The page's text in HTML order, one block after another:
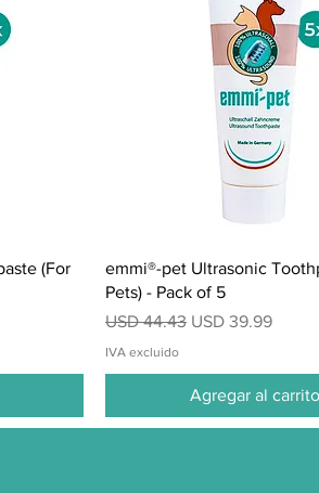
(For
Vista rápida
emmi®-pet Ultrasonic
Pets) - Pack of 5
Precio
USD 44.43 Precio de oferta
USD 39.99
IVA excluido
Agregar al carrito